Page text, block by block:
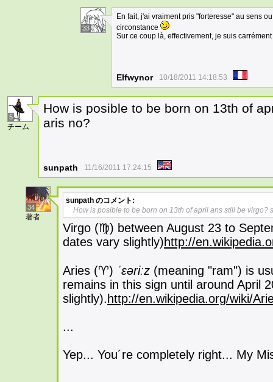
33
En fait, j'ai vraiment pris "forteresse" au sens
circonstance
Sur ce coup là, effectivement, je suis
Elfwynor 10/18/2011 14:18:53
5
チーム
How is posible to be born on 13th of
aris no?
sunpath 11/16/2011 17:24:15
34
著者
sunpath のコメント:
How is posible to be born on 13th of april ans still be virgo?
Virgo (♍) between August 23 to
dates vary slightly)http://
Aries (♈) ˈɛəriːz (meaning "ram") is
remains in this sign until around April
slightly). http://en.wikipedia.org/wiki/
...
Yep... You´re completely right... My